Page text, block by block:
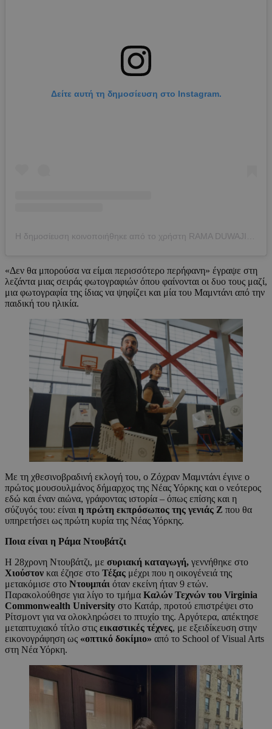
Δείτε αυτή τη δημοσίευση στο Instagram.
Η δημοσίευση κοινοποιήθηκε από το χρήστη RAMA DUWAJI (@ramaduwaji)
«Δεν θα μπορούσα να είμαι περισσότερο περήφανη» έγραψε στη
λεζάντα μιας σειράς φωτογραφιών όπου φαίνονται οι δυο τους μαζί,
μια φωτογραφία της ίδιας να ψηφίζει και μία του Μαμντάνι από την
παιδική του ηλικία.
Με τη χθεσινοβραδινή εκλογή του, ο Ζόχραν Μαμντάνι έγινε ο
πρώτος μουσουλμάνος δήμαρχος της Νέας Υόρκης και ο νεότερος
εδώ και έναν αιώνα, γράφοντας ιστορία – όπως επίσης και η
σύζυγός του: είναι η πρώτη εκπρόσωπος της γενιάς Ζ που θα
υπηρετήσει ως πρώτη κυρία της Νέας Υόρκης.
Ποια είναι η Ράμα Ντουβάτζι
Η 28χρονη Ντουβάτζι, με συριακή καταγωγή, γεννήθηκε στο
Χιούστον και έζησε στο Τέξας μέχρι που η οικογένειά της
μετακόμισε στο Ντουμπάι όταν εκείνη ήταν 9 ετών.
Παρακολούθησε για λίγο το τμήμα Καλών Τεχνών του Virginia
Commonwealth University στο Κατάρ, προτού επιστρέψει στο
Ρίτσμοντ για να ολοκληρώσει το πτυχίο της. Αργότερα, απέκτησε
μεταπτυχιακό τίτλο στις εικαστικές τέχνες, με εξειδίκευση στην
εικονογράφηση ως «οπτικό δοκίμιο» από το School of Visual Arts
στη Νέα Υόρκη.